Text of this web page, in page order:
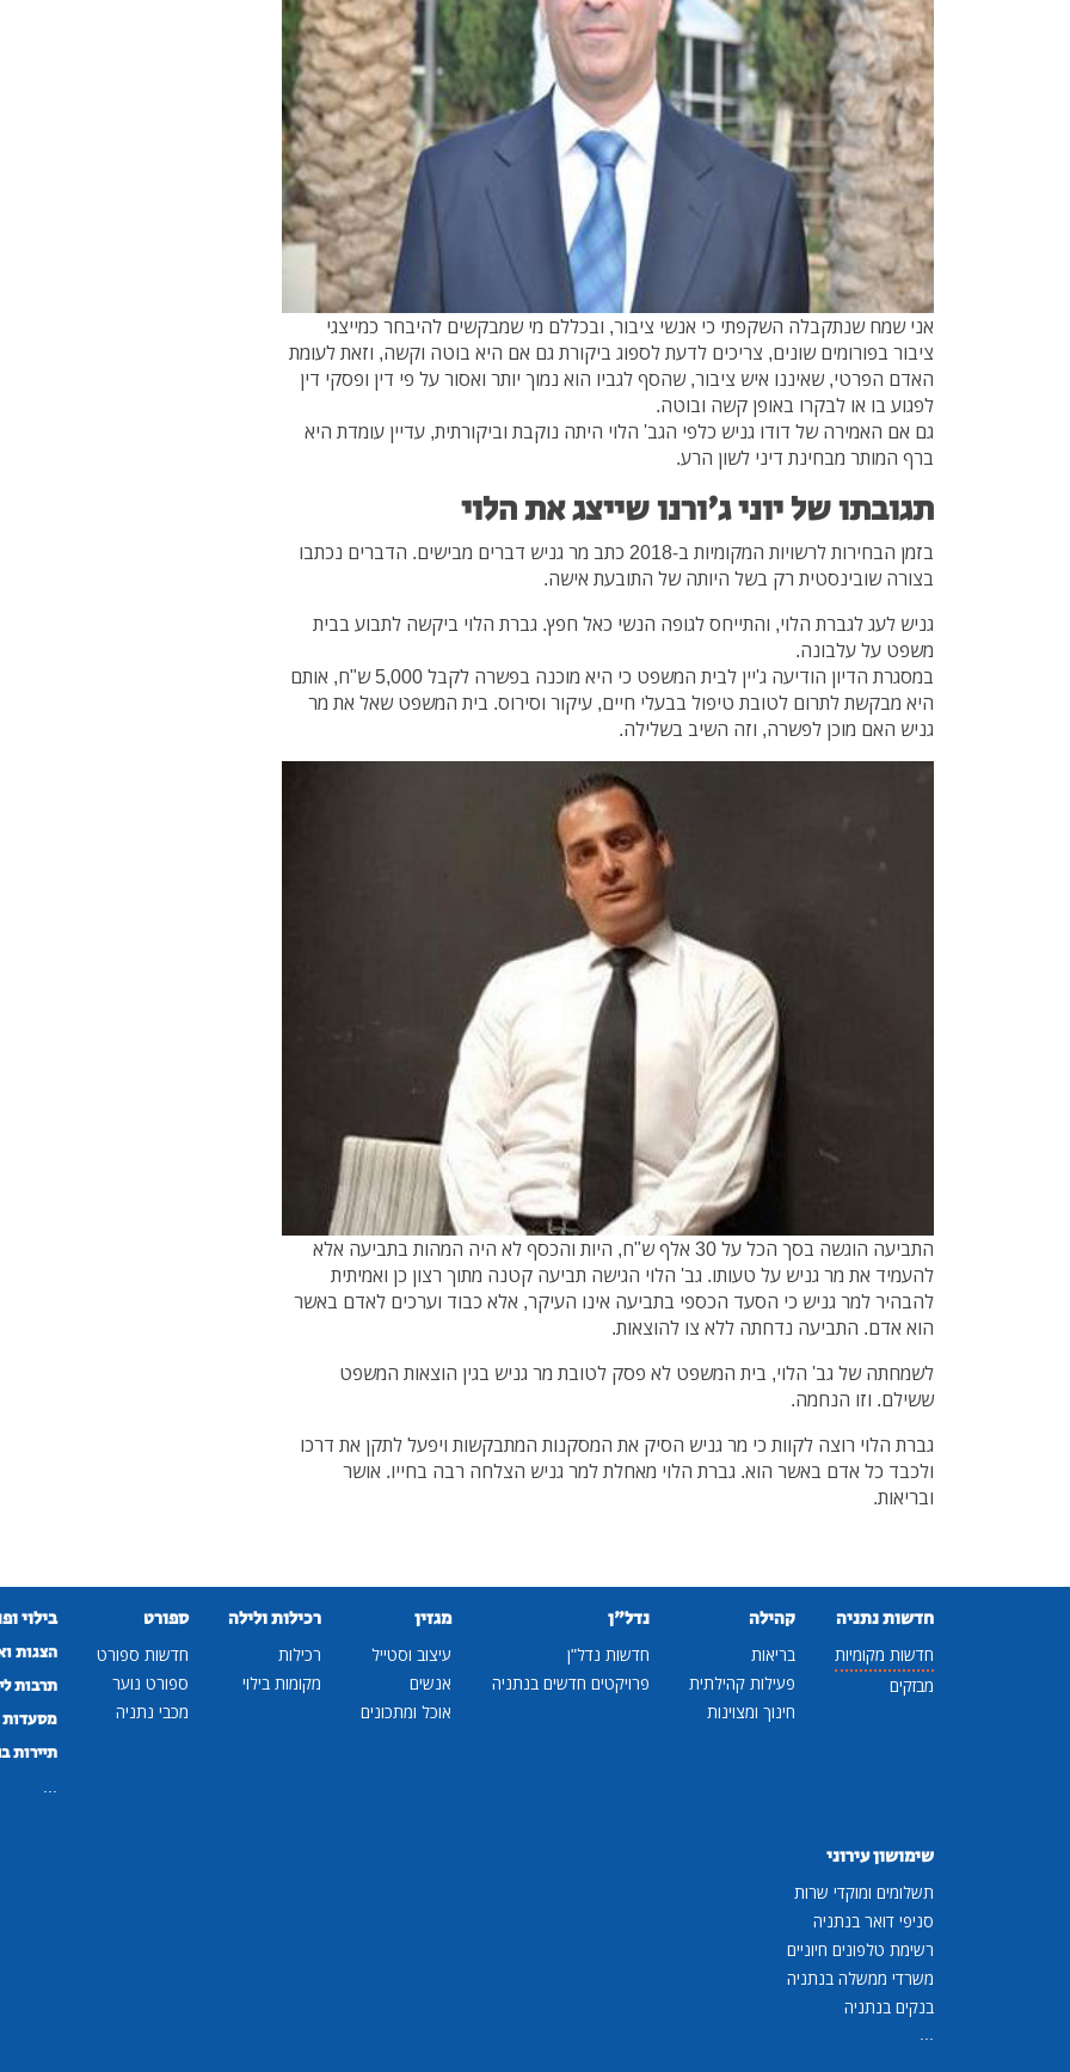
אני שמח שנתקבלה השקפתי כי אנשי ציבור, ובכללם מי שמבקשים להיבחר כמייצגי
ציבור בפורומים שונים, צריכים לדעת לספוג ביקורת גם אם היא בוטה וקשה, וזאת לעומת
האדם הפרטי, שאיננו איש ציבור, שהסף לגביו הוא נמוך יותר ואסור על פי דין ופסקי דין
לפגוע בו או לבקרו באופן קשה ובוטה.
גם אם האמירה של דודו גניש כלפי הגב' הלוי היתה נוקבת וביקורתית, עדיין עומדת היא
ברף המותר מבחינת דיני לשון הרע.
תגובתו של יוני ג'ורנו שייצג את הלוי
בזמן הבחירות לרשויות המקומיות ב-2018 כתב מר גניש דברים מבישים. הדברים נכתבו
בצורה שובינסטית רק בשל היותה של התובעת אישה.
גניש לעג לגברת הלוי, והתייחס לגופה הנשי כאל חפץ. גברת הלוי ביקשה לתבוע בבית
משפט על עלבונה.
במסגרת הדיון הודיעה ג'יין לבית המשפט כי היא מוכנה בפשרה לקבל 5,000 ש"ח, אותם
היא מבקשת לתרום לטובת טיפול בבעלי חיים, עיקור וסירוס. בית המשפט שאל את מר
גניש האם מוכן לפשרה, וזה השיב בשלילה.
התביעה הוגשה בסך הכל על 30 אלף ש"ח, היות והכסף לא היה המהות בתביעה אלא
להעמיד את מר גניש על טעותו. גב' הלוי הגישה תביעה קטנה מתוך רצון כן ואמיתית
להבהיר למר גניש כי הסעד הכספי בתביעה אינו העיקר, אלא כבוד וערכים לאדם באשר
הוא אדם. התביעה נדחתה ללא צו להוצאות.
לשמחתה של גב' הלוי, בית המשפט לא פסק לטובת מר גניש בגין הוצאות המשפט
ששילם. וזו הנחמה.
גברת הלוי רוצה לקוות כי מר גניש הסיק את המסקנות המתבקשות ויפעל לתקן את דרכו
ולכבד כל אדם באשר הוא. גברת הלוי מאחלת למר גניש הצלחה רבה בחייו. אושר
ובריאות.
חדשות נתניה
חדשות מקומיות
מבזקים
קהילה
בריאות
פעילות קהילתית
חינוך ומצוינות
נדל"ן
חדשות נדל"ן
פרויקטים חדשים בנתניה
מגזין
עיצוב וסטייל
אנשים
אוכל ומתכונים
רכילות ולילה
רכילות
מקומות בילוי
ספורט
חדשות ספורט
ספורט נוער
מכבי נתניה
בילוי
הצגות
תרבות
מסעדות
תיירות
...
שימושון עירוני
תשלומים ומוקדי שרות
סניפי דואר בנתניה
רשימת טלפונים חיוניים
משרדי ממשלה בנתניה
בנקים בנתניה
...